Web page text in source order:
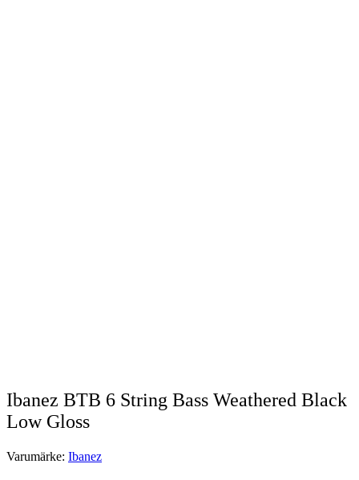
Ibanez BTB 6 String Bass Weathered Black
Low Gloss
Varumärke: Ibanez